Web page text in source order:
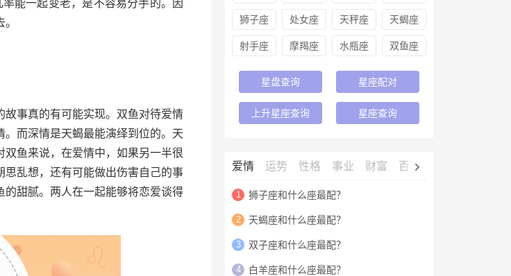
能一起变老，是不容易分手的。因
事真的有可能实现。双鱼对待爱情
而深情是天蝎最能演绎到位的。天
鱼来说，在爱情中，如果另一半很
乱想，还有可能做出伤害自己的事
甜腻。两人在一起能够将恋爱谈得
狮子座 处女座 天秤座 天蝎座
射手座 摩羯座 水瓶座 双鱼座
星盘查询 星座配对
上升星座查询 星座查询
爱情 运势 性格 事业 财富 百科
1 狮子座和什么座最配？
2 天蝎座和什么座最配？
3 双子座和什么座最配？
4 白羊座和什么座最配？